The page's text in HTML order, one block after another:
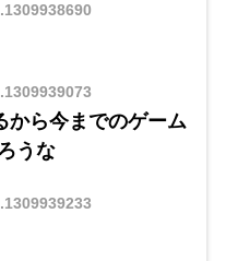
から今までのゲーム
うな